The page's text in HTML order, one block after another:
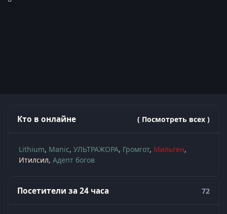
Кто в онлайне ( Посмотреть всех )
Lithium Manic УЛЬТРАЖОРА Громгот Мильтен
Итилсил Адепт богов
Посетители за 24 часа 72